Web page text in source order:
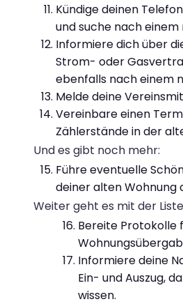
Kündige deinen
und suche nach
Informiere dich über
Strom- oder
ebenfalls nach einem
Melde deine
Vereinbare einen
Zählerstände in der
Und es gibt noch mehr:
Führe eventuelle
deiner alten Wohnung
Weiter geht es mit der
Bereite Protokolle
Informiere deine
Ein- und Auszug,
wissen.